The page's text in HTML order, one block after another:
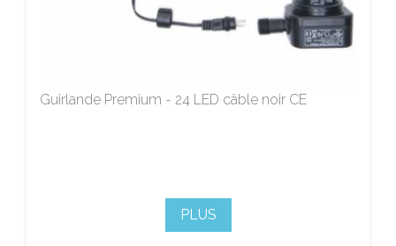
Guirlande Premium - 24 LED câble noir CE
PLUS